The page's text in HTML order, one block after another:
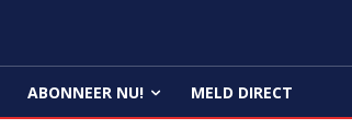
ABONNEER NU! MELD DIRECT